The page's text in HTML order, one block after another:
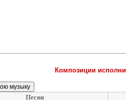
Композиции
Песня